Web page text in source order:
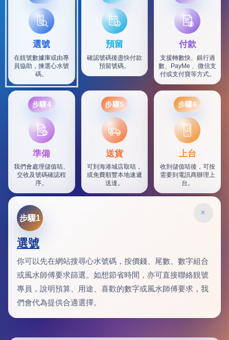
選號
在靚號數據庫或由專
員協助，揀選心水號
碼。
預留
確認號碼後盡快付款
預留號碼。
付款
支援轉數快、銀行過
數、PayMe 、微信支
付或支付寶等方式。
步驟4
準備
我們會處理儲值咭、
交收及號碼確認程
序。
步驟5
SF
送貨
可到海港城店取咭，
或免費順豐本地速遞
送達。
步驟6
上台
收到儲值咭後，可按
需要到電訊商辦理上
台。
×
步驟1
選號
你可以先在網站搜尋心水號碼，按價錢、尾數、數字組合
或風水師傅要求篩選。如想節省時間，亦可直接聯絡靚號
專員，說明預算、用途、喜歡的數字或風水師傅要求，我
們會代為提供合適選擇。